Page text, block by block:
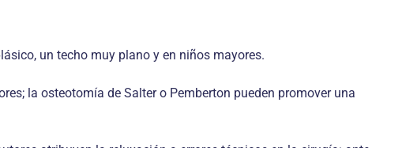
un techo muy plano y en niños mayores.
la osteotomía de Salter o Pemberton pueden promover una